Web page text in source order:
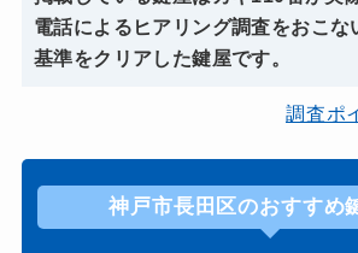
電話によるヒアリング調査をおこな
基準をクリアした鍵屋です。
調査ポ
神戸市長田区のおすすめ